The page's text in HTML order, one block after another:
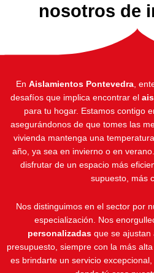
nosotros de
En Aislamientos Pontevedra,
desafíos que implica encontrar el
para tu hogar. Estamos contigo
asegurándonos de que tomes las
vivienda mantenga una
año, ya sea en invierno o en
disfrutar de un espacio más
supuesto, más
Nos distinguimos en el sector por
especialización. Nos
personalizadasque se ajustan
presupuesto, siempre con la más
es brindarte un servicio